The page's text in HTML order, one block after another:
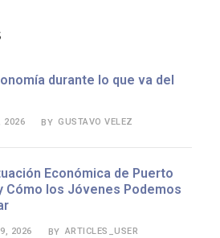
durante lo que va del
2026 BY GUSTAVO VELEZ
Económica de Puerto
Cómo los Jóvenes Podemos
2026 BY ARTICLES_USER